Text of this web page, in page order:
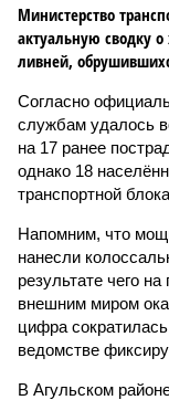
Министерство
актуальную сводку
ливней,
Согласно
службам удалось
на 17 ранее
однако 18
транспортной
Напомним, что
нанесли
результате чего
внешним миром
цифра
ведомстве
В Агульском